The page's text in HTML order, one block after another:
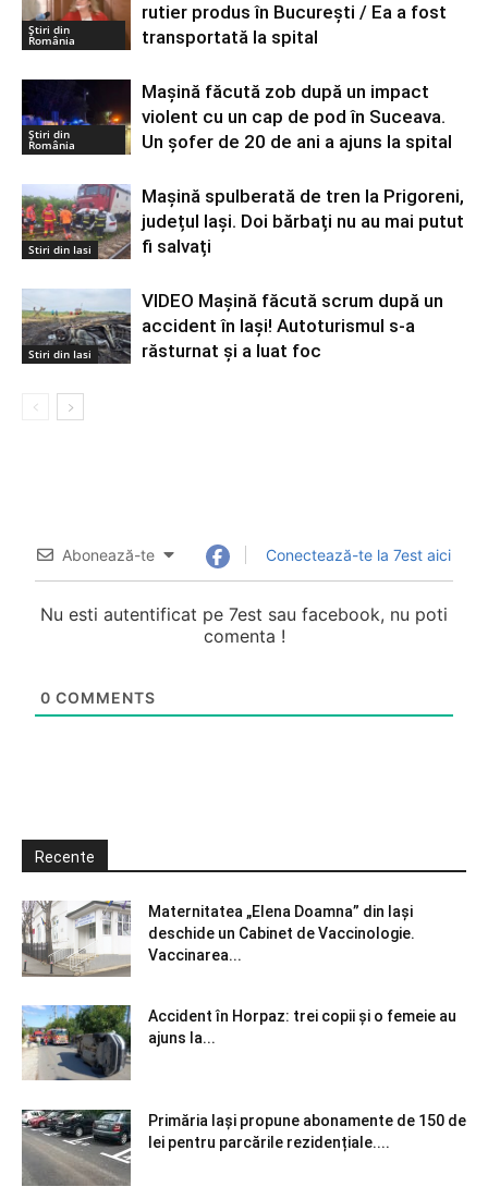
Știri din
România
rutier produs în Bucureşti / Ea a fost
transportată la spital
Știri din
România
Mașină făcută zob după un impact
violent cu un cap de pod în Suceava.
Un șofer de 20 de ani a ajuns la spital
Stiri din Iasi
Mașină spulberată de tren la Prigoreni,
județul Iași. Doi bărbați nu au mai putut
fi salvați
Stiri din Iasi
VIDEO Mașină făcută scrum după un
accident în Iași! Autoturismul s-a
răsturnat și a luat foc
Abonează-te Conectează-te la 7est aici
Nu esti autentificat pe 7est sau facebook, nu poti
comenta !
0 COMMENTS
Recente
Maternitatea „Elena Doamna” din Iași
deschide un Cabinet de Vaccinologie.
Vaccinarea...
Accident în Horpaz: trei copii și o femeie au
ajuns la...
Primăria Iași propune abonamente de 150 de
lei pentru parcările rezidențiale....